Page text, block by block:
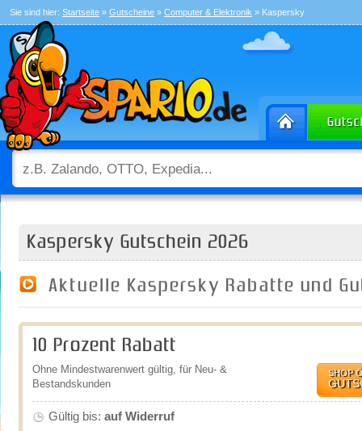
Sie sind hier: Startseite » Gutscheine » Computer & Elektronik » Kaspersky
Kaspersky Gutschein 2026
Aktuelle Kaspersky Rabatte und
10 Prozent Rabatt
Ohne Mindestwarenwert gültig, für Neu- &
Bestandskunden
SHOP
Gültig bis: auf Widerruf